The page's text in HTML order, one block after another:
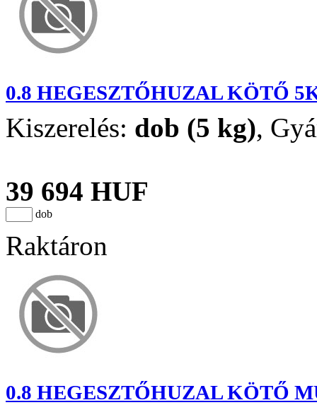
0.8 HEGESZTŐHUZAL KÖTŐ
Kiszerelés: dob (5 kg),
39 694 HUF
dob
Raktáron
0.8 HEGESZTŐHUZAL KÖTŐ